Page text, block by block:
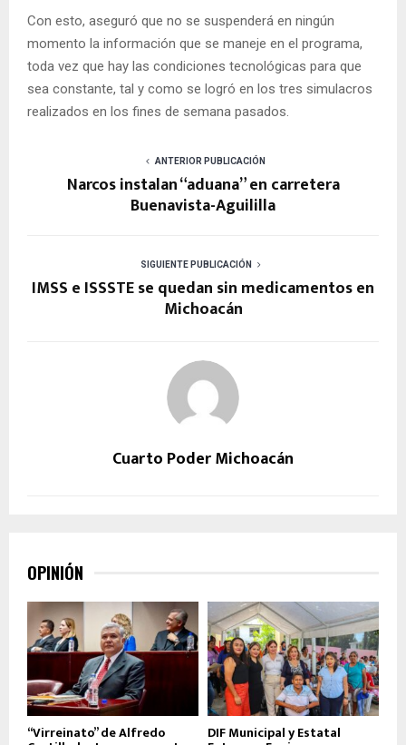
Con esto, aseguró que no se suspenderá en ningún
momento la información que se maneje en el programa,
toda vez que hay las condiciones tecnológicas para que
sea constante, tal y como se logró en los tres simulacros
realizados en los fines de semana pasados.
ANTERIOR PUBLICACIÓN
Narcos instalan “aduana” en carretera
Buenavista-Aguililla
SIGUIENTE PUBLICACIÓN
IMSS e ISSSTE se quedan sin medicamentos en
Michoacán
Cuarto Poder Michoacán
OPINIÓN
“Virreinato” de Alfredo DIF Municipal y Estatal